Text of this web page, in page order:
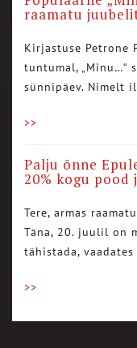
raamatu
Kirjastuse Petrone
tuntumal, „Minu…“
sünnipäev. Nimelt
>>
Palju õnne
20% kogu
Tere, armas
Täna, 20. juulil on
tähistada,
>>